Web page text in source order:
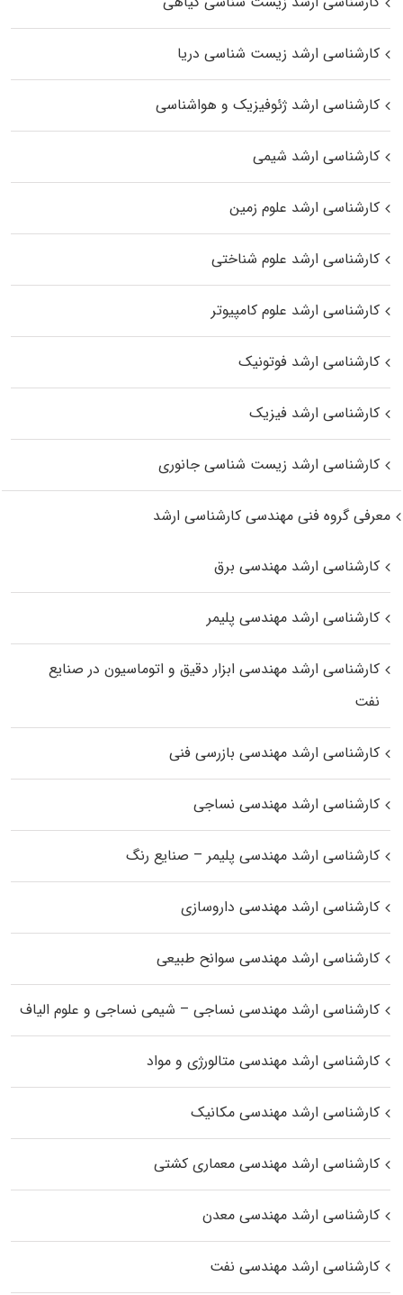
کارشناسی ارشد زیست‌ شناسی دریا
کارشناسی ارشد ژئوفیزیک و هواشناسی
کارشناسی ارشد شیمی
کارشناسی ارشد علوم زمین
کارشناسی ارشد علوم شناختی
کارشناسی ارشد علوم کامپیوتر
کارشناسی ارشد فوتونیک
کارشناسی ارشد فیزیک
کارشناسی ارشد زیست‌ شناسی جانوری
معرفی گروه فنی مهندسی کارشناسی ارشد
کارشناسی ارشد مهندسی برق
کارشناسی ارشد مهندسی پلیمر
کارشناسی ارشد مهندسی ابزار دقیق و اتوماسیون در صنایع
نفت
کارشناسی ارشد مهندسی بازرسی فنی
کارشناسی ارشد مهندسی نساجی
کارشناسی ارشد مهندسی پلیمر – صنایع رنگ
کارشناسی ارشد مهندسی داروسازی
کارشناسی ارشد مهندسی سوانح طبیعی
کارشناسی ارشد مهندسی نساجی – شیمی نساجی و علوم الیاف
کارشناسی ارشد مهندسی متالورژی و مواد
کارشناسی ارشد مهندسی مکانیک
کارشناسی ارشد مهندسی معماری کشتی
کارشناسی ارشد مهندسی معدن
کارشناسی ارشد مهندسی نفت